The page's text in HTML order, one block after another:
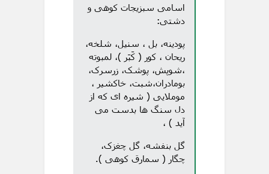
اسامی سبزیجات کوهی و
دشتی:
پودینه، بل ، سنیل، شلخه،
ریحان ، کور ( کَبَر )، لمبوته
،شوپش، پوشک، زرسرک،
بومادران،شبت، خاکشیر ،
موملایی ( شیره ای که از
دل سنگ ها بدست می
آید ) ،
گل بنفشه، گل چغزک،
چگار ( سمارق کوهی ).